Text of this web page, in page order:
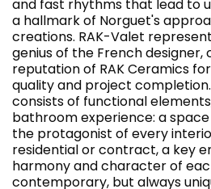
and fast rhythms that lead to
a hallmark of Norguet's
creations. RAK-Valet
genius of the French
reputation of RAK Ceramics
quality and project
consists of functional
bathroom experience: a
the protagonist of every
residential or contract, a key
harmony and character of
contemporary, but always